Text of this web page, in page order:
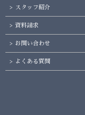
スタッフ紹介
資料請求
お問い合わせ
よくある質問